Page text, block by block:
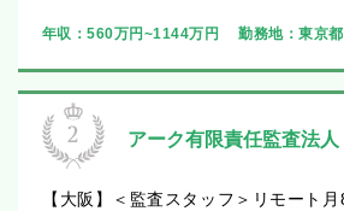
年収：560万円~1144万円 勤務地：東京
アーク有限責任監査法人
【大阪】＜監査スタッフ＞リモート